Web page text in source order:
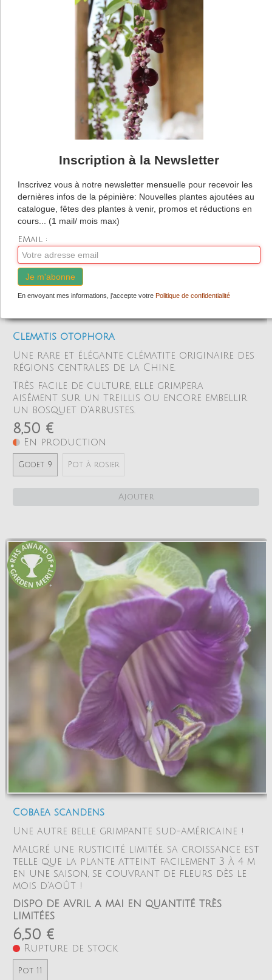
Clematis otophora
Une rare et élégante clématite originaire des
régions centrales de la Chine.
Très facile de culture, elle grimpera
aisément sur un treillis ou encore embellir
un bosquet d'arbustes.
8,50 €
En production
Godet 9 Pot à rosier
Ajouter
Cobaea scandens
Une autre belle grimpante sud-américaine !
Malgré une rusticité limitée, sa croissance est
telle que la plante atteint facilement 3 à 4 m
en une saison, se couvrant de fleurs dès le
mois d'août !
DISPO DE AVRIL A MAI EN QUANTITÉ TRÈS
LIMITÉES
6,50 €
Rupture de stock
Pot 11
Inscription à la Newsletter
Inscrivez vous à notre newsletter mensuelle pour recevoir les
dernières infos de la pépinière: Nouvelles plantes ajoutées au
catalogue, fêtes des plantes à venir, promos et réductions en
cours... (1 mail/ mois max)
EMail :
Je m'abonne
En envoyant mes informations, j'accepte votre Politique de confidentialité